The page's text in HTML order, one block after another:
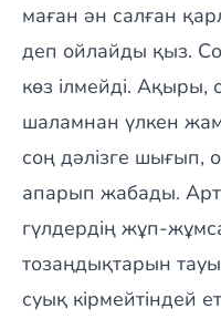
маған ән салған
деп ойлайды қыз.
көз ілмейді.
шаламнан үлкен
соң дәлізге шығып,
апарып жабады.
гүлдердің жұп-
тозаңдықтарын
суық кірмейтіндей